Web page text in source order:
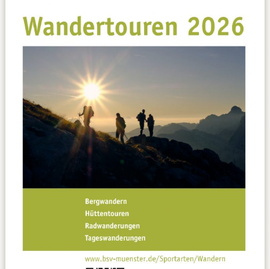
Datenschutzerklärung
Spielpläne / Ergebnisse / Tabellen
Betriebssport
übergeordnete Verbände